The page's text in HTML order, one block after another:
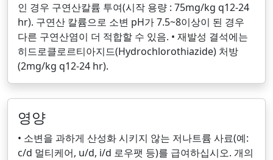
인 경우 구연산칼륨 투여(시작 용량 : 75mg/kg q12-24
hr). 구연산 칼륨으로 소변 pH가 7.5~8이상이 된 경우
다른 구연산염이 더 적합할 수 있음. • 재발성 결석에는
히드로클로르티아지드(Hydrochlorothiazide) 처방
(2mg/kg q12-24 hr).
영양
• 소변을 과하게 산성화 시키지 않는 저나트륨 사료(예:
c/d 멀티케어, u/d, i/d 로우팻 등)를 급여하십시오. 개의